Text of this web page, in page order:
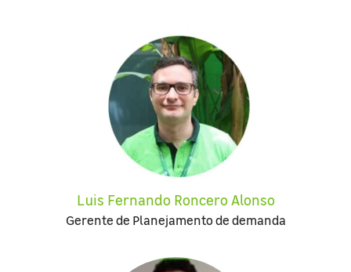
Luis Fernando Roncero Alonso
Gerente de Planejamento de demanda